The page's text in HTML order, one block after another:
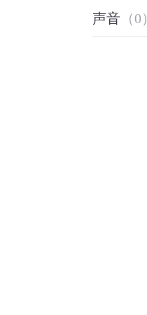
声音 （0）